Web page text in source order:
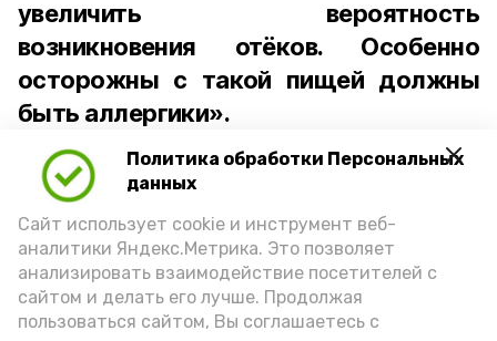
Политика обработки Персональных
данных
Сайт использует cookie и инструмент веб-
аналитики Яндекс.Метрика. Это позволяет
анализировать взаимодействие посетителей с
сайтом и делать его лучше. Продолжая
пользоваться сайтом, Вы соглашаетесь с
увеличить вероятность
возникновения отёков. Особенно
осторожны с такой пищей должны
быть аллергики».
Для взрослого человека безопасной
порцией икры считается 30-50 граммов
(2-3 ложки). При этом следует обратить
внимание на хлеб, с которым она
подаётся: лучше выбирать
цельнозерновой, с мукой грубого